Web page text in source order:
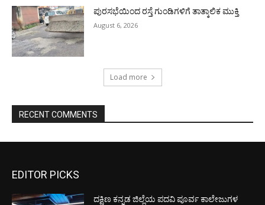
ಪುರಸಭೆಯಿಂದ ರಸ್ತೆ ಗುಂಡಿಗಳಿಗೆ ತಾತ್ಕಾಲಿಕ ಮುಕ್ತಿ
August 6, 2026
Load more
RECENT COMMENTS
EDITOR PICKS
ದಕ್ಷಿಣ ಕನ್ನಡ ಜಿಲ್ಲೆಯ ಪದವಿ ಪೂರ್ವ ಕಾಲೇಜುಗಳ